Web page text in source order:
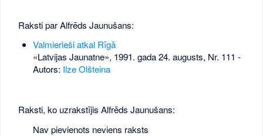
Raksti par Alfrēds Jaunušans:
Valmierieši atkal Rīgā
«Latvijas Jaunatne», 1991. gada 24. augusts, Nr. 111 -
Autors: Ilze Olšteina
Raksti, ko uzrakstījis Alfrēds Jaunušans:
Nav pievienots neviens raksts